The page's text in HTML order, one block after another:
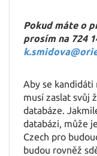
Pokud máte o
prosím na 724
Aby se
musí zaslat svůj
databáze.
databázi, může
Czech pro
budou rovněž